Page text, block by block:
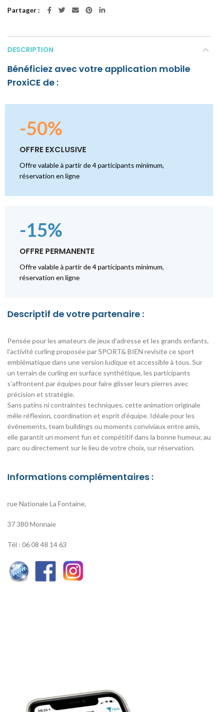
Partager
DESCRIPTION
Bénéficiez avec votre application mobile
ProxiCE de :
-50%
OFFRE EXCLUSIVE
Offre valable à partir de 4 participants minimum,
réservation en ligne
-15%
OFFRE PERMANENTE
Offre valable à partir de 4 participants minimum,
réservation en ligne
Descriptif de votre partenaire :
Pensée pour les amateurs de jeux d’adresse et les grands enfants,
l’activité curling proposée par SPORT& BIEN revisite ce sport
emblématique dans une version ludique et accessible à tous. Sur
un terrain de curling en surface synthétique, les participants
s’affrontent par équipes pour faire glisser leurs pierres avec
précision et stratégie.
Sans patins ni contraintes techniques, cette animation originale
mêle réflexion, coordination et esprit d’équipe. Idéale pour les
événements, team buildings ou moments conviviaux entre amis,
elle garantit un moment fun et compétitif dans la bonne humeur, au
parc ou directement sur le lieu de votre choix, sur réservation.
Informations complémentaires :
rue Nationale La Fontaine,
37 380 Monnaie
Tél : 06 08 48 14 63